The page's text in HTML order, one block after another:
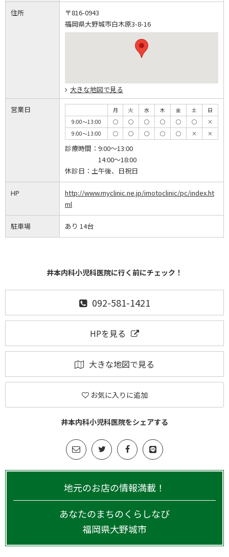
住所
〒816-0943
福岡県大野城市白木原3-8-16
大きな地図で見る
営業日 月 火 水 木 金 土
日
9:00～13:00
◯ ◯ ◯ ◯ ◯ ◯
×
9:00～13:00
◯ ◯ ◯ ◯ ◯ × ×
診療時間： 9:00～13:00
14:00～18:00
休診日： 土午後、日祝日
HP
http://www.myclinic.ne.jp/imotoclinic/pc/index.ht
ml
駐車場 あり 14台
井本内科小児科医院に行く前にチェック！
092-581-1421
HPを見る
大きな地図で見る
お気に入りに追加
井本内科小児科医院をシェアする
地元のお店の情報満載！
あなたのまちのくらしなび
福岡県大野城市